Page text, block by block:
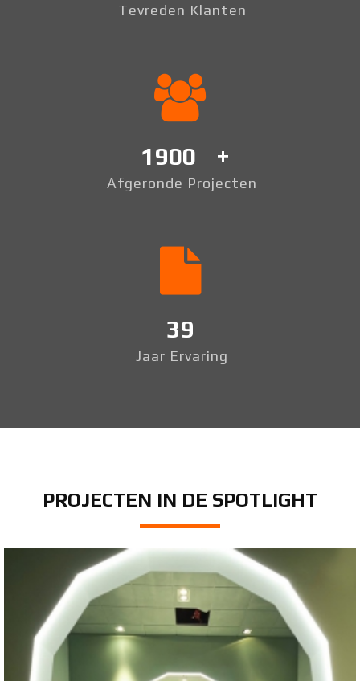
Tevreden Klanten
1900
Afgeronde Projecten
39
Jaar Ervaring
PROJECTEN IN DE SPOTLIGHT